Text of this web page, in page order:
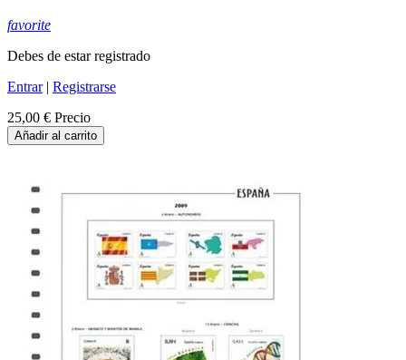
favorite
Debes de estar registrado
Entrar| Registrarse
25,00 € Precio
Añadir al carrito